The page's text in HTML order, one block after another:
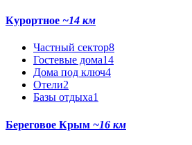
Курортное ~14 км
Частный сектор8
Гостевые дома14
Дома под ключ4
Отели2
Базы отдыха1
Береговое Крым ~16 км